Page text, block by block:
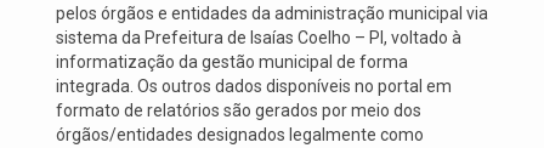
pelos órgãos e entidades da administração municipal via
sistema da Prefeitura de Isaías Coelho – PI, voltado à
informatização da gestão municipal de forma
integrada. Os outros dados disponíveis no portal em
formato de relatórios são gerados por meio dos
órgãos/entidades designados legalmente como